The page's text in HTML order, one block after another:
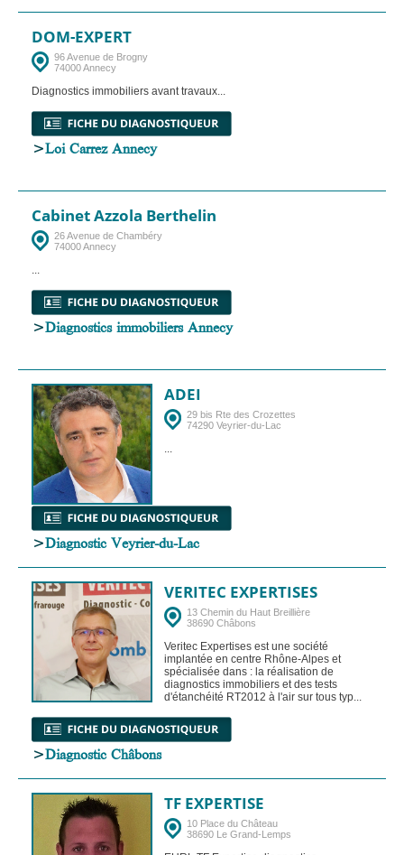
DOM-EXPERT
96 Avenue de Brogny
74000 Annecy
Diagnostics immobiliers avant travaux...
>Loi Carrez Annecy
Cabinet Azzola Berthelin
26 Avenue de Chambéry
74000 Annecy
...
>Diagnostics immobiliers Annecy
ADEI
29 bis Rte des Crozettes
74290 Veyrier-du-Lac
...
>Diagnostic Veyrier-du-Lac
VERITEC EXPERTISES
13 Chemin du Haut Breillière
38690 Châbons
Veritec Expertises est une société
implantée en centre Rhône-Alpes et
spécialisée dans : la réalisation de
diagnostics immobiliers et des tests
d'étanchéité RT2012 à l'air sur tous typ...
>Diagnostic Châbons
TF EXPERTISE
10 Place du Château
38690 Le Grand-Lemps